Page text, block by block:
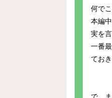
何で
本編
実を
一番
てお